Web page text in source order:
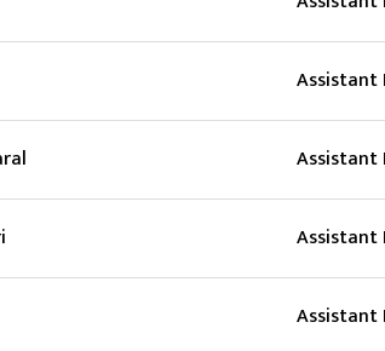
Assistant
Assistant
Assistant
Assistant